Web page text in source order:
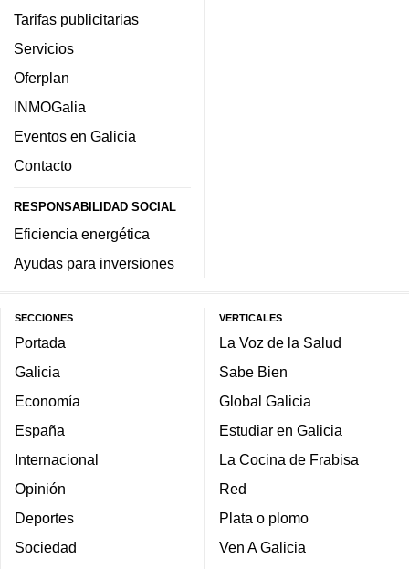
Tarifas publicitarias
Servicios
Oferplan
INMOGalia
Eventos en Galicia
Contacto
RESPONSABILIDAD SOCIAL
Eficiencia energética
Ayudas para inversiones
SECCIONES
Portada
Galicia
Economía
España
Internacional
Opinión
Deportes
Sociedad
VERTICALES
La Voz de la Salud
Sabe Bien
Global Galicia
Estudiar en Galicia
La Cocina de Frabisa
Red
Plata o plomo
Ven A Galicia